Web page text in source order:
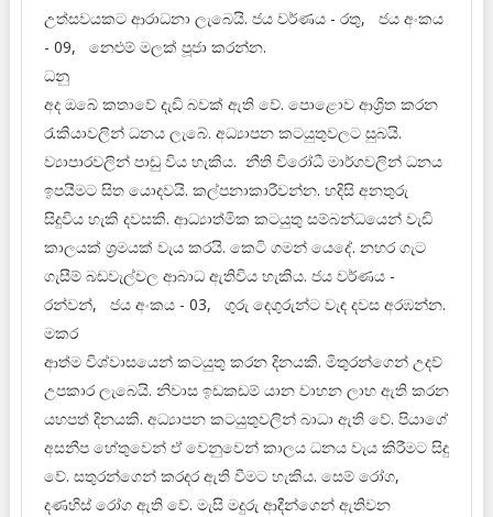
උත්සවයකට ආරාධනා ලැබෙයි. ජය වර්ණය - රතු, ජය අංකය
- 09, නෙළුම් මලක් පූජා කරන්න.
ධනු
අද ඔබේ කතාවේ දැඩි බවක් ඇති වේ. පොළොව ආශ්‍රිත කරන
රැකියාවලින් ධනය ලැබේ. අධ්‍යාපන කටයුතුවලට සුබයි.
ව්‍යාපාරවලින් පාඩු විය හැකිය. නීති විරෝධී මාර්ගවලින් ධනය
ඉපයීමට සිත යොදවයි. කල්පනාකාරීවන්න. හදිසි අනතුරු
සිදුවිය හැකි දවසකි. ආධ්‍යාත්මික කටයුතු සම්බන්ධයෙන් වැඩි
කාලයක් ශ්‍රමයක් වැය කරයි. කෙටි ගමන් යෙදේ. නහර ගැට
ගැසීම් බඩවැල්වල ආබාධ ඇතිවිය හැකිය. ජය වර්ණය -
රන්වන්, ජය අංකය - 03, ගුරු දෙගුරුන්ට වැඳ දවස අරඹන්න.
මකර
ආත්ම විශ්වාසයෙන් කටයුතු කරන දිනයකි. මිතුරන්ගෙන් උදව්
උපකාර ලැබෙයි. නිවාස ඉඩකඩම් යාන වාහන ලාභ ඇති කරන
යහපත් දිනයකි. අධ්‍යාපන කටයුතුවලින් බාධා ඇති වේ. පියාගේ
අසනීප හේතුවෙන් ඒ වෙනුවෙන් කාලය ධනය වැය කිරීමට සිදු
වේ. සතුරන්ගෙන් කරදර ඇති වීමට හැකිය. සෙම් රෝග,
දණහිස් රෝග ඇති වේ. මැසි මදුරු ආදීන්ගෙන් ඇතිවන